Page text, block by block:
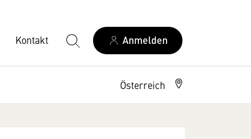
Kontakt Anmelden
Österreich